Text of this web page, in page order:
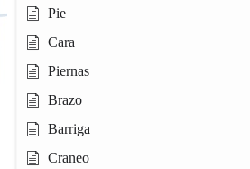
Pie
Cara
Piernas
Brazo
Barriga
Craneo